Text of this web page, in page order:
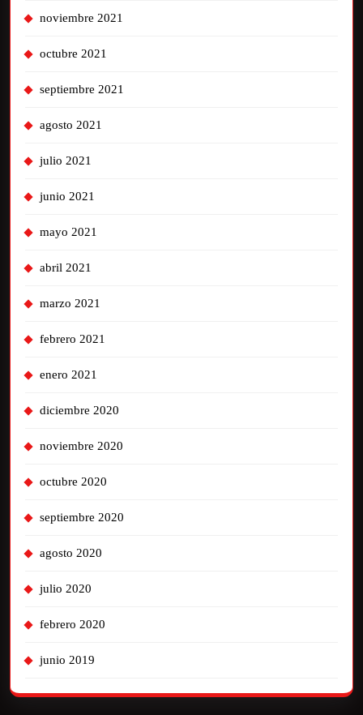
noviembre 2021
octubre 2021
septiembre 2021
agosto 2021
julio 2021
junio 2021
mayo 2021
abril 2021
marzo 2021
febrero 2021
enero 2021
diciembre 2020
noviembre 2020
octubre 2020
septiembre 2020
agosto 2020
julio 2020
febrero 2020
junio 2019